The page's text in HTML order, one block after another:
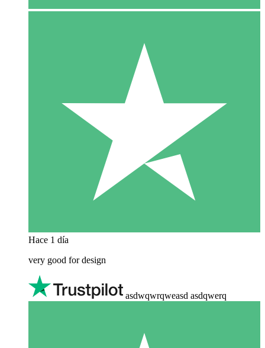
Hace 1 día
very good for design
asdwqwrqweasd asdqwerq